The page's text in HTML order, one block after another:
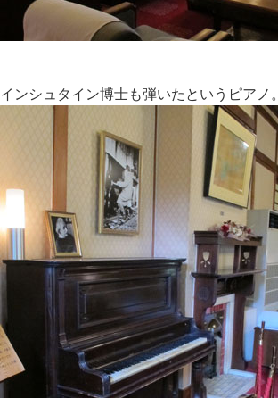
ンシュタイン博士も弾いたというピアノ。